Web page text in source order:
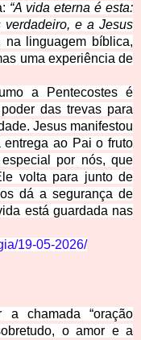
“A vida eterna é esta:
e a Jesus
na linguagem bíblica,
uma experiência de
a Pentecostes é
das trevas para
Jesus manifestou
ao Pai o fruto
por nós, que
volta para junto de
dá a segurança de
está guardada nas
19-05-2026/
chamada “oração
o amor e a